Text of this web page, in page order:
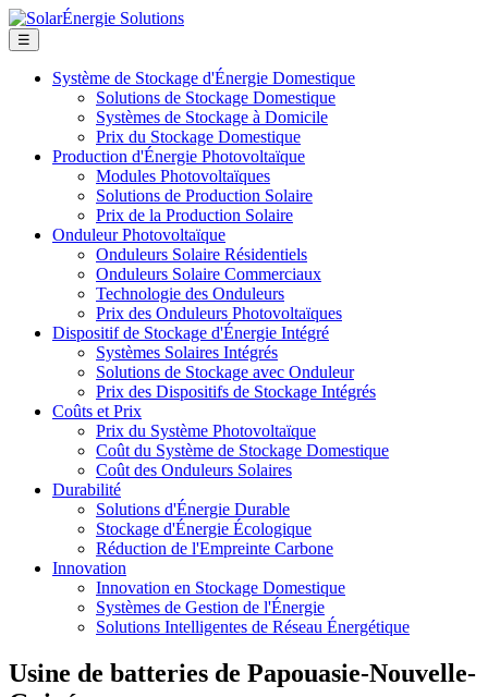
☰
Système de Stockage d'Énergie Domestique
Solutions de Stockage Domestique
Systèmes de Stockage à Domicile
Prix du Stockage Domestique
Production d'Énergie Photovoltaïque
Modules Photovoltaïques
Solutions de Production Solaire
Prix de la Production Solaire
Onduleur Photovoltaïque
Onduleurs Solaire Résidentiels
Onduleurs Solaire Commerciaux
Technologie des Onduleurs
Prix des Onduleurs Photovoltaïques
Dispositif de Stockage d'Énergie Intégré
Systèmes Solaires Intégrés
Solutions de Stockage avec Onduleur
Prix des Dispositifs de Stockage Intégrés
Coûts et Prix
Prix du Système Photovoltaïque
Coût du Système de Stockage Domestique
Coût des Onduleurs Solaires
Durabilité
Solutions d'Énergie Durable
Stockage d'Énergie Écologique
Réduction de l'Empreinte Carbone
Innovation
Innovation en Stockage Domestique
Systèmes de Gestion de l'Énergie
Solutions Intelligentes de Réseau Énergétique
Usine de batteries de Papouasie-Nouvelle-